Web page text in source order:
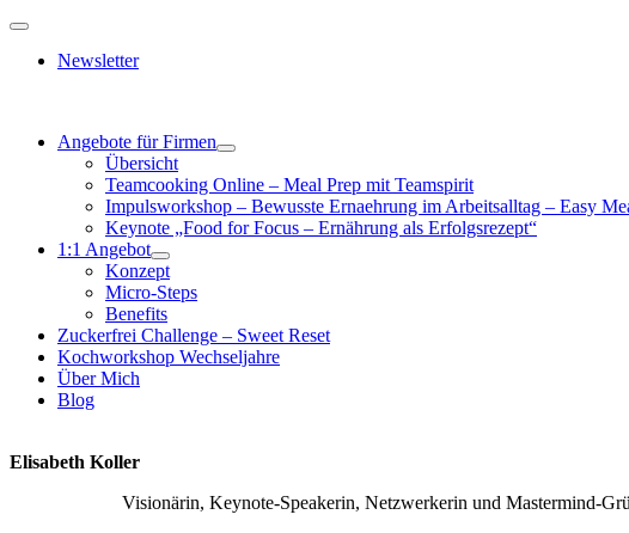
Zum
springen
Toggle
NavigationNewsletter
Angebote für Firmen
Übersicht
Teamcooking Online – Meal Prep mit Teamspirit
Impulsworkshop – Bewusste Ernaehrung im Arbeitsalltag – Easy
Keynote „Food for Focus – Ernährung als Erfolgsrezept“
1:1 Angebot
Konzept
Micro-Steps
Benefits
Zuckerfrei Challenge – Sweet Reset
Kochworkshop Wechseljahre
Über Mich
Blog
Elisabeth Koller
Visionärin, Keynote-Speakerin, Netzwerkerin und Mastermind-